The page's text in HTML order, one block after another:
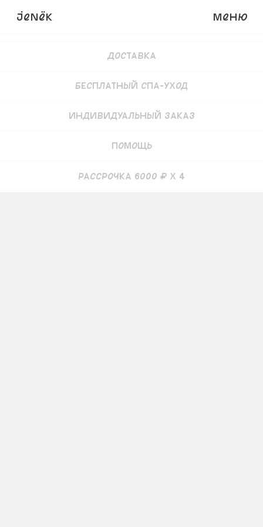
JENёK Меню
Доставка
Бесплатный СПА-уход
Индивидуальный заказ
Помощь
рассрочка 6000 ₽ x 4